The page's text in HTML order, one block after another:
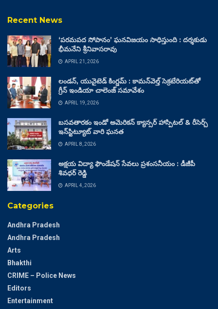
Recent News
‘పరమపద సోపానం’ ఘనవిజయం సాధిస్తుంది : దర్శకుడు
భీమనేని శ్రీనివాసరావు
APRIL 21, 2026
లండన్, యునైటెడ్ కింగ్డమ్ : కామన్‌వెల్త్ సెక్రటేరియట్‌తో
గ్రీన్ ఇండియా చాలెంజ్ సమావేశం
APRIL 19, 2026
బసవతారకం ఇండో అమెరికన్ క్యాన్సర్ హాస్పిటల్ & రీసెర్చ్
ఇన్‌స్టిట్యూట్ వారి ఘనత
APRIL 8, 2026
అక్షయ విద్యా ఫౌండేషన్ సేవలు ప్రశంసనీయం : డీజీపీ
శివధర్ రెడ్డి
APRIL 4, 2026
Categories
Andhra Pradesh
Andhra Pradesh
Arts
Bhakthi
CRIME – Police News
Editors
Entertainment